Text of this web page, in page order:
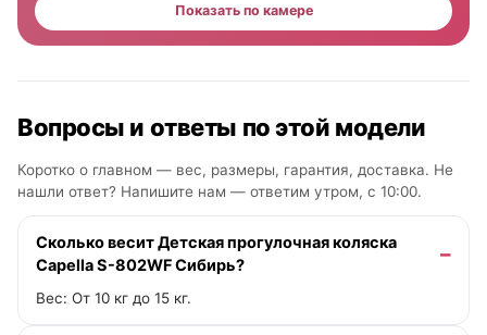
Показать по камере
Вопросы и ответы по этой модели
Коротко о главном — вес, размеры, гарантия, доставка. Не
нашли ответ? Напишите нам — ответим утром, с 10:00.
Сколько весит Детская прогулочная коляска
Capella S-802WF Сибирь?
Вес: От 10 кг до 15 кг.